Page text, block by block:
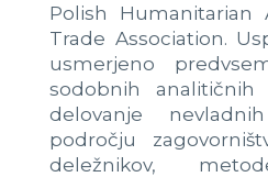
Polish
Trade Association.
usmerjeno
sodobnih
delovanje
področju
deležnikov,